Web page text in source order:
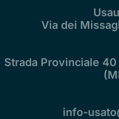
Via dei
Strada Provinciale
info-